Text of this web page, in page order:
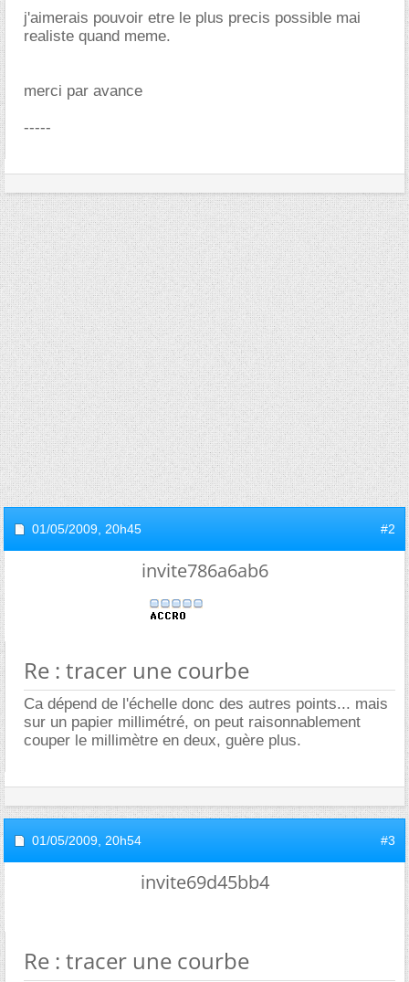
j'aimerais pouvoir etre le plus precis possible mai
realiste quand meme.
merci par avance
-----
01/05/2009, 20h45 #2
invite786a6ab6
Re : tracer une courbe
Ca dépend de l'échelle donc des autres points... mais
sur un papier millimétré, on peut raisonnablement
couper le millimètre en deux, guère plus.
01/05/2009, 20h54 #3
invite69d45bb4
Re : tracer une courbe